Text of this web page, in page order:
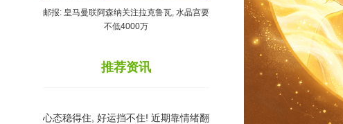
邮报: 皇马曼联阿森纳关注拉克鲁瓦, 水晶宫要
不低4000万
推荐资讯
心态稳得住, 好运挡不住! 近期靠情绪翻